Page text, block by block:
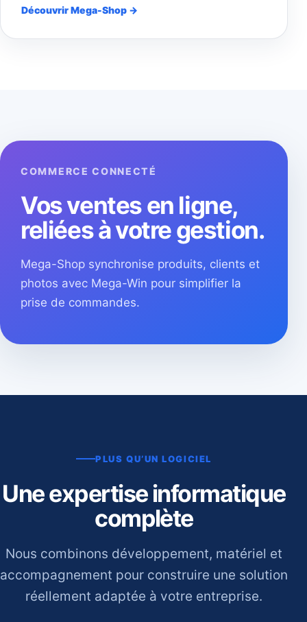
Découvrir Mega-Shop →
COMMERCE CONNECTÉ
Vos ventes en ligne,
reliées à votre gestion.
Mega-Shop synchronise produits, clients et
photos avec Mega-Win pour simplifier la
prise de commandes.
PLUS QU’UN LOGICIEL
Une expertise informatique
complète
Nous combinons développement, matériel et
accompagnement pour construire une solution
réellement adaptée à votre entreprise.